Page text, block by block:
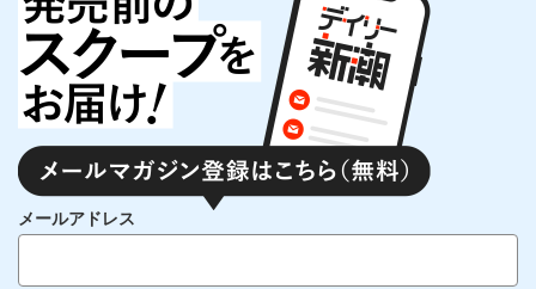
メールアドレス